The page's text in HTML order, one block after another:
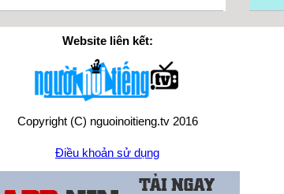
Website liên kết:
Copyright (C) nguoinoitieng.tv 2016
Điều khoản sử dụng